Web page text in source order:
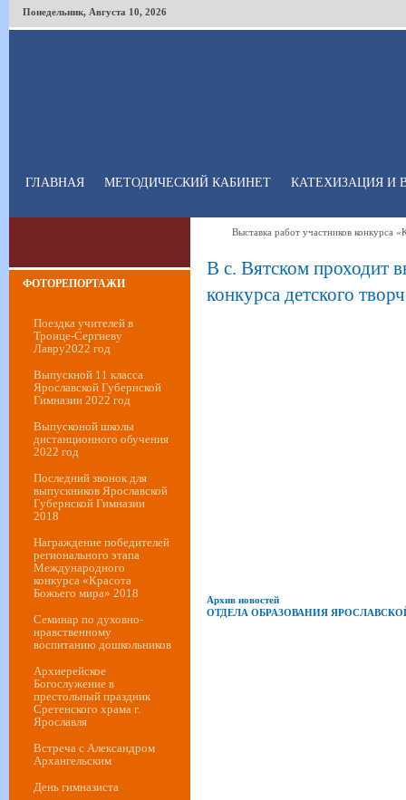
Понедельник, Августа 10, 2026
ГЛАВНАЯ МЕТОДИЧЕСКИЙ КАБИНЕТ КАТЕХИЗАЦИЯ И
Выставка работ участников конкурса
В с. Вятском проходит
конкурса детского
Архив новостей
ОТДЕЛА ОБРАЗОВАНИЯ
ФОТОРЕПОРТАЖИ
Поездка учителей в
Троице-Сергиеву
Лавру2022 год
Выпускной 11 класса
Ярославской Губернской
Гимназии 2022 год
Выпусконой школы
дистанционного обучения
2022 год
Последний звонок для
выпускников Ярославской
Губернской Гимназии
2018
Награждение победителей
регионального этапа
Международного
конкурса «Красота
Божьего мира» 2018
Семинар по духовно-
нравственному
воспитанию дошкольников
Архиерейское
Богослужение в
престольный праздник
Сретенского храма г.
Ярославля
Встреча с Александром
Архангельским
День гимназиста